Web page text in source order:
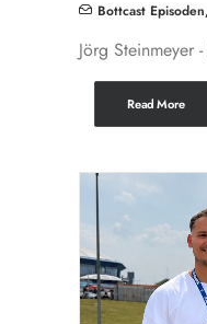
Bottcast Episoden,
Jörg Steinmeyer
Read More